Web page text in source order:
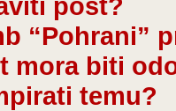
“Pohrani”
mora biti
temu?